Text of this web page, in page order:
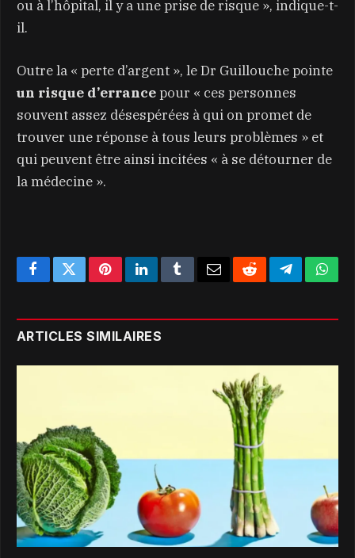
ou à l’hôpital, il y a une prise de risque », indique-t-
il.
Outre la « perte d’argent », le Dr Guillouche pointe
un risque d’errancepour « ces personnes
souvent assez désespérées à qui on promet de
trouver une réponse à tous leurs problèmes » et
qui peuvent être ainsi incitées « à se détourner de
la médecine ».
FacebookTwitterPinterestLinkedInTumblr EmailRedditTelegram
ARTICLES SIMILAIRES